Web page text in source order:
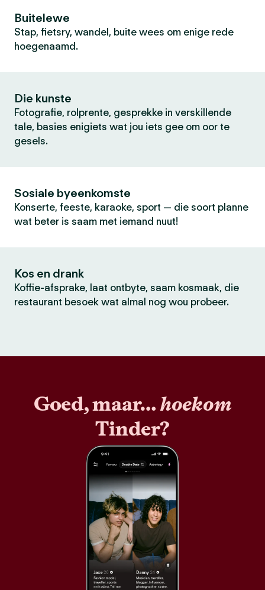
Buitelewe
Stap, fietsry, wandel, buite wees om enige rede
hoegenaamd.
Die kunste
Fotografie, rolprente, gesprekke in verskillende
tale, basies enigiets wat jou iets gee om oor te
gesels.
Sosiale byeenkomste
Konserte, feeste, karaoke, sport — die soort planne
wat beter is saam met iemand nuut!
Kos en drank
Koffie-afsprake, laat ontbyte, saam kosmaak, die
restaurant besoek wat almal nog wou probeer.
Goed, maar…hoekom
Tinder?